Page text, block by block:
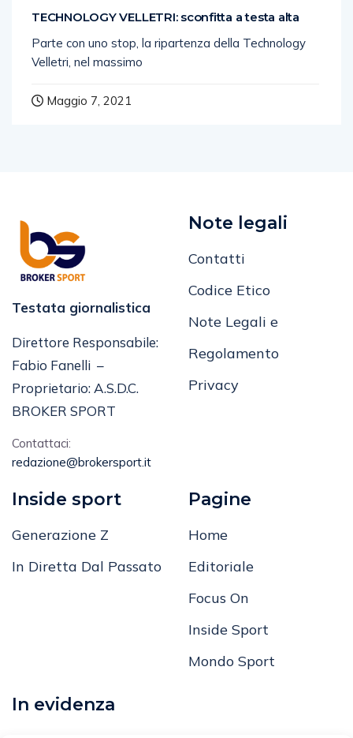
TECHNOLOGY VELLETRI: sconfitta a testa alta
Parte con uno stop, la ripartenza della Technology
Velletri, nel massimo
Maggio 7, 2021
Testata giornalistica
Direttore Responsabile:
Fabio Fanelli –
Proprietario: A.S.D.C.
BROKER SPORT
Contattaci:
redazione@brokersport.it
Note legali
Contatti
Codice Etico
Note Legali e
Regolamento
Privacy
Inside sport
Generazione Z
In Diretta Dal Passato
Pagine
Home
Editoriale
Focus On
Inside Sport
Mondo Sport
In evidenza